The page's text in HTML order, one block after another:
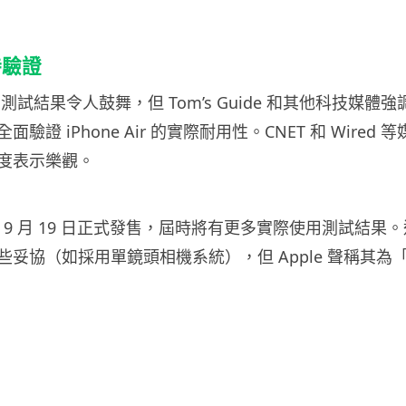
證
試結果令人鼓舞，但 Tom’s Guide 和其他科技媒體強
面驗證 iPhone Air 的實際耐用性。CNET 和 Wired 等
表示樂觀。
月 19 日正式發售，屆時將有更多實際使用測試結果
妥協（如採用單鏡頭相機系統），但 Apple 聲稱其為